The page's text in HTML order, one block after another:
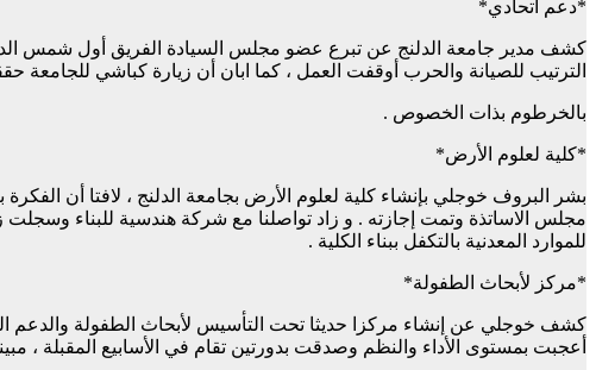
*دعم اتحادي*
الترتيب للصيانة والحرب أوقفت العمل ، كما ابان أن زيارة كباشي
بالخرطوم بذات الخصوص .
*كلية لعلوم الأرض*
بشر البروف خوجلي بإنشاء كلية لعلوم الأرض بجامعة الدلنج ، لافتا أن
مجلس الاساتذة وتمت إجازته . و زاد تواصلنا مع شركة هندسية للبناء وسجلت
للموارد المعدنية بالتكفل ببناء الكلية .
*مركز لأبحاث الطفولة*
كشف خوجلي عن إنشاء مركزا حديثا تحت التأسيس لأبحاث الطفولة والدعم
أعجبت بمستوى الأداء والنظم وصدقت بدورتين تقام في الأسابيع المقبلة ،